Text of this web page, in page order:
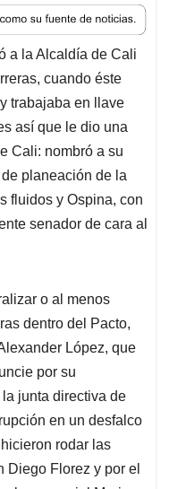
a la Alcaldía de Cali
cuando éste
trabajaba en llave
así que le dio una
Cali: nombró a su
planeación de la
fluidos y Ospina, con
senador de cara al
o al menos
dentro del Pacto,
López, que
por su
junta directiva de
en un desfalco
rodar las
Diego Florez y por el